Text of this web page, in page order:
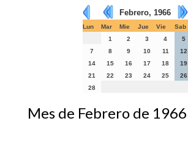
Febrero, 1966
Lun Mar Mie Jue Vie Sab
1
2 3 4 5
7
8 9 10 11 12
14
15 16 17 18 19
21
22 23 24 25 26
28
Mes de Febrero de 1966